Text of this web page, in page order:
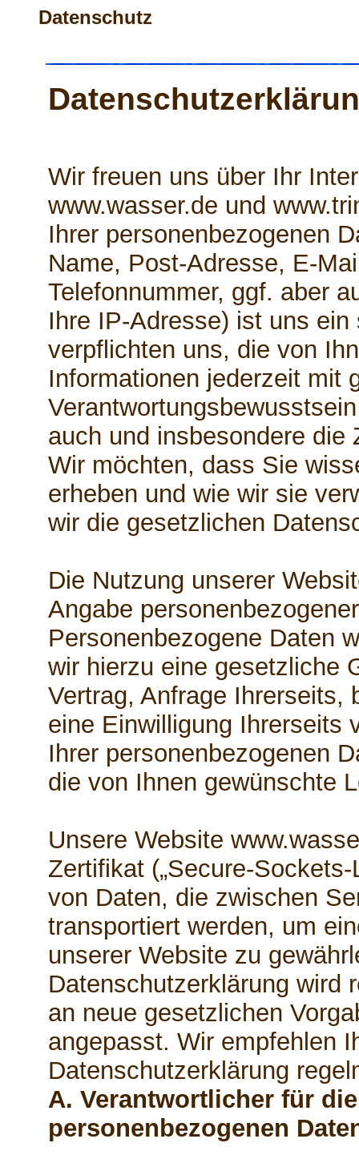
Datenschutz
Wir freuen uns über Ihr
www.wasser.de und
Ihrer personenbezogenen
Name, Post-Adresse, E-
Telefonnummer, ggf. aber
Ihre IP-Adresse) ist uns
verpflichten uns, die von
Informationen jederzeit mit
auch und insbesondere die
Wir möchten, dass Sie
erheben und wie wir sie
wir die gesetzlichen
Die Nutzung unserer
Angabe
Personenbezogene Daten
wir hierzu eine gesetzliche
Vertrag, Anfrage Ihrerseits,
eine Einwilligung Ihrerseits
Ihrer personenbezogenen
die von Ihnen gewünschte
Unsere Website
Zertifikat („Secure-
von Daten, die zwischen
transportiert werden, um
unserer Website zu
Datenschutzerklärung wird
an neue gesetzlichen
angepasst. Wir empfehlen
Datenschutzerklärung
A. Verantwortlicher für
personenbezogenen